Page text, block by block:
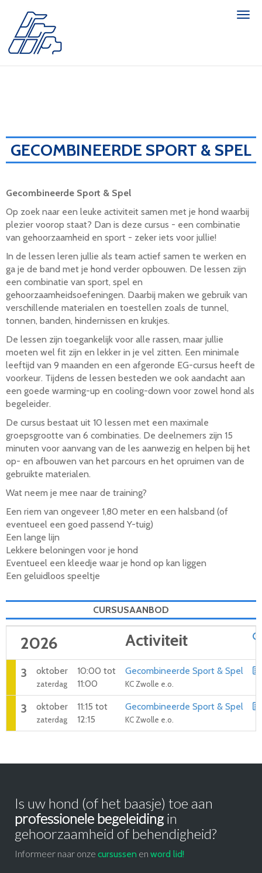
GECOMBINEERDE SPORT & SPEL
Gecombineerde Sport & Spel
Op zoek naar een leuke activiteit samen met je hond waarbij
plezier voorop staat? Dan is deze cursus - een combinatie
van gehoorzaamheid en sport - zeker iets voor jullie!
In de lessen leren jullie als team actief samen te werken en
ga je de band met je hond verder opbouwen. De lessen zijn
een combinatie van sport, spel en
gehoorzaamheidsoefeningen. Daarbij maken we gebruik van
verschillende materialen en toestellen zoals de tunnel,
tonnen, banden, hindernissen en krukjes.
De lessen zijn toegankelijk voor alle rassen, maar jullie
moeten wel fit zijn en lekker in je vel zitten. Een minimale
leeftijd van 9 maanden en een afgeronde EG-cursus heeft de
voorkeur. Tijdens de lessen besteden we ook aandacht aan
een goede warming-up en cooling-down voor zowel hond als
begeleider.
De cursus bestaat uit 10 lessen met een maximale
groepsgrootte van 6 combinaties. De deelnemers zijn 15
minuten voor aanvang van de les aanwezig en helpen bij het
op- en afbouwen van het parcours en het opruimen van de
gebruikte materialen.
Wat neem je mee naar de training?
Een riem van ongeveer 1,80 meter en een halsband (of
eventueel een goed passend Y-tuig)
Een lange lijn
Lekkere beloningen voor je hond
Eventueel een kleedje waar je hond op kan liggen
Een geluidloos speeltje
CURSUSAANBOD
2026 Activiteit
3 oktober
zaterdag
10:00 tot
11:00
Gecombineerde Sport & Spel
KC Zwolle e.o.
3 oktober
zaterdag
11:15 tot
12:15
Gecombineerde Sport & Spel
KC Zwolle e.o.
Is uw hond (of het baasje) toe aan
professionele begeleidingin
gehoorzaamheid of behendigheid?
Informeer naar onze cursussen en word lid!